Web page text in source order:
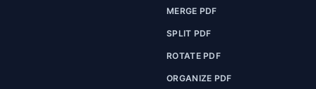
MERGE PDF
SPLIT PDF
ROTATE PDF
ORGANIZE PDF